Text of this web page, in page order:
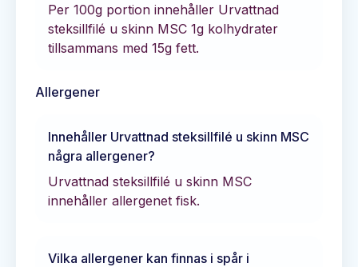
Per 100g portion innehåller Urvattnad
steksillfilé u skinn MSC 1g kolhydrater
tillsammans med 15g fett.
Allergener
Innehåller Urvattnad steksillfilé u skinn MSC
några allergener?
Urvattnad steksillfilé u skinn MSC
innehåller allergenet fisk.
Vilka allergener kan finnas i spår i